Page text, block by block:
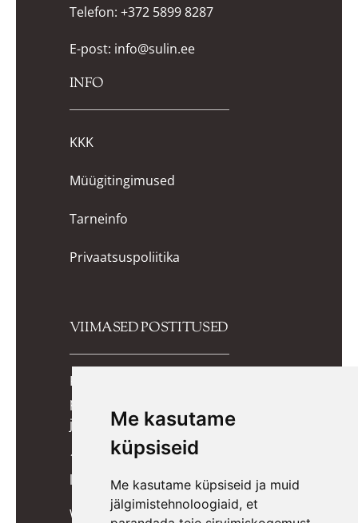
Me kasutame
küpsiseid
Me kasutame küpsiseid ja muid
jälgimistehnoloogiaid, et
Telefon: +372 5899 8287
E-post: info@sulin.ee
INFO
KKK
Müügitingimused
Tarneinfo
Privaatsuspoliitika
VIIMASED POSTITUSED
Kuidas valida lapsele õiged
potitreeningupüksid? Praktiline
juhend lapsevanemale
10 lõbusat mängu, mis toetavad
lapse kognitiivset arengut
Wigiwama kott-toolid, pehmed